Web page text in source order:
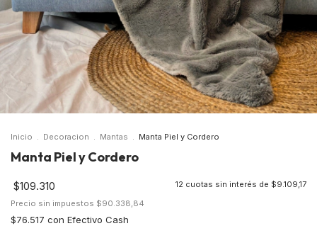
Inicio . Decoracion . Mantas . Manta Piel y Cordero
Manta Piel y Cordero
$109.310 12 cuotas sin interés de $9.109,17
Precio sin impuestos $90.338,84
$76.517 con Efectivo Cash